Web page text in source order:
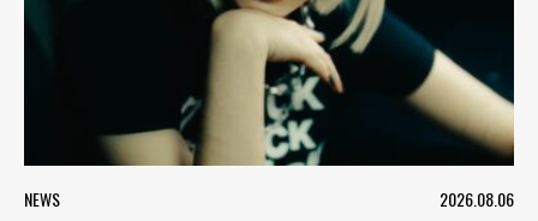
NEWS 2026.08.06